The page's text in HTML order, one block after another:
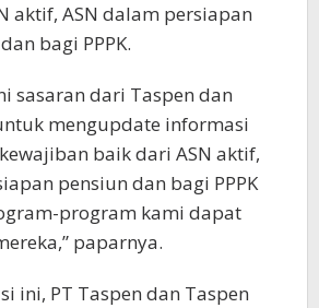
aktif, ASN dalam persiapan
bagi PPPK.
sasaran dari Taspen dan
mengupdate informasi
baik dari ASN aktif,
pensiun dan bagi PPPK
program kami dapat
paparnya.
ini, PT Taspen dan Taspen